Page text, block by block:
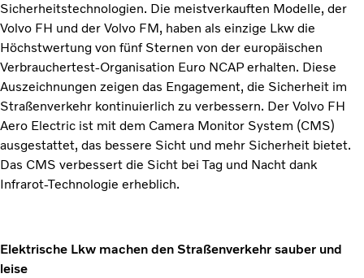
Sicherheitstechnologien. Die meistverkauften Modelle, der
Volvo FH und der Volvo FM, haben als einzige Lkw die
Höchstwertung von fünf Sternen von der europäischen
Verbrauchertest-Organisation Euro NCAP erhalten. Diese
Auszeichnungen zeigen das Engagement, die Sicherheit im
Straßenverkehr kontinuierlich zu verbessern. Der Volvo FH
Aero Electric ist mit dem Camera Monitor System (CMS)
ausgestattet, das bessere Sicht und mehr Sicherheit bietet.
Das CMS verbessert die Sicht bei Tag und Nacht dank
Infrarot-Technologie erheblich.
Elektrische Lkw machen den Straßenverkehr sauber und
leise